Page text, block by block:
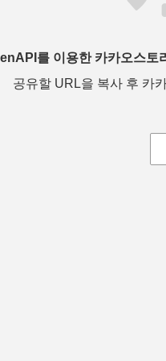
를 이용한 카카오스토
공유할 URL을 복사 후 카